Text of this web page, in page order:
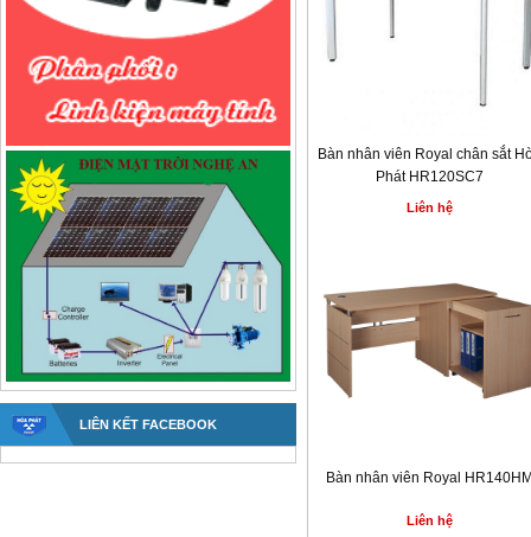
LIÊN KẾT FACEBOOK
Bàn nhân viên Royal chân sắt
Phát HR120SC7
Liên hệ
Bàn nhân viên Royal
Liên hệ